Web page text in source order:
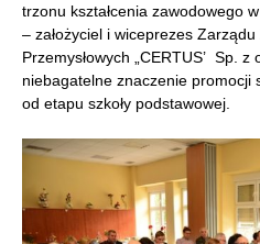
trzonu kształcenia zawodowego
– założyciel i wiceprezes Zarządu
Przemysłowych „CERTUS’ Sp. z
niebagatelne znaczenie promocji
od etapu szkoły podstawowej.